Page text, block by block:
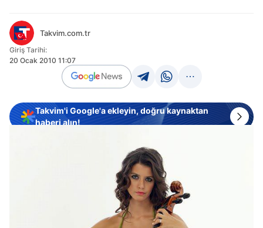
Takvim.com.tr
Giriş Tarihi:
20 Ocak 2010 11:07
Takvim'i Google'a ekleyin, doğru kaynaktan
haberi alın!